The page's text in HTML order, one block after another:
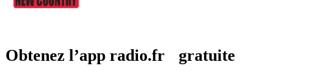
Obtenez l’app radio.fr gratuite